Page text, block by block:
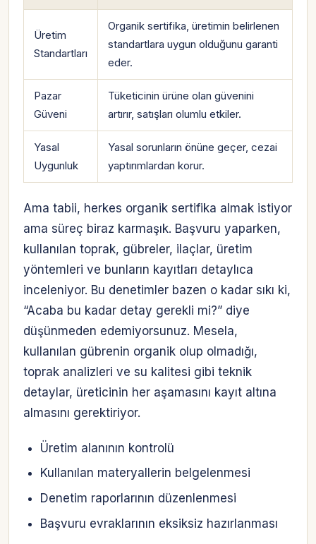
Üretim
Standartları
Organik sertifika, üretimin belirlenen
standartlara uygun olduğunu garanti
eder.
Pazar
Güveni
Tüketicinin ürüne olan güvenini
artırır, satışları olumlu etkiler.
Yasal
Uygunluk
Yasal sorunların önüne geçer, cezai
yaptırımlardan korur.
Ama tabii, herkes organik sertifika almak istiyor
ama süreç biraz karmaşık. Başvuru yaparken,
kullanılan toprak, gübreler, ilaçlar, üretim
yöntemleri ve bunların kayıtları detaylıca
inceleniyor. Bu denetimler bazen o kadar sıkı ki,
“Acaba bu kadar detay gerekli mi?” diye
düşünmeden edemiyorsunuz. Mesela,
kullanılan gübrenin organik olup olmadığı,
toprak analizleri ve su kalitesi gibi teknik
detaylar, üreticinin her aşamasını kayıt altına
almasını gerektiriyor.
Üretim alanının kontrolü
Kullanılan materyallerin belgelenmesi
Denetim raporlarının düzenlenmesi
Başvuru evraklarının eksiksiz hazırlanması